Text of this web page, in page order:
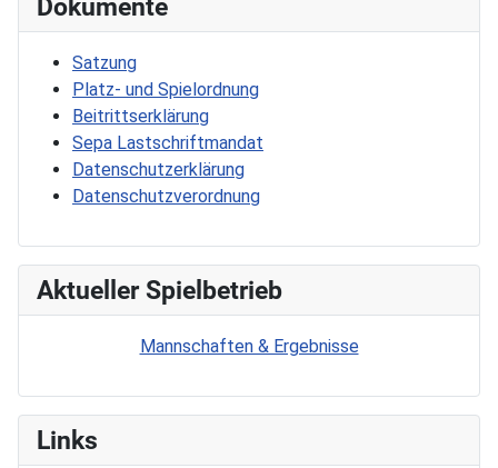
Dokumente
Satzung
Platz- und Spielordnung
Beitrittserklärung
Sepa Lastschriftmandat
Datenschutzerklärung
Datenschutzverordnung
Aktueller Spielbetrieb
Mannschaften & Ergebnisse
Links